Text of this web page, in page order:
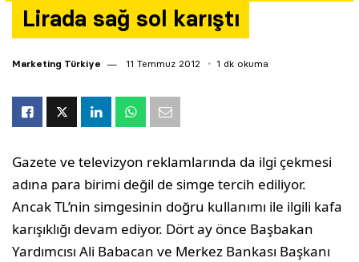
Lirada sağ sol karıştı
Marketing Türkiye 11 Temmuz 2012 1 dk okuma
Gazete ve televizyon reklamlarında da ilgi çekmesi
adına para birimi değil de simge tercih ediliyor.
Ancak TL’nin simgesinin doğru kullanımı ile ilgili kafa
karışıklığı devam ediyor. Dört ay önce Başbakan
Yardımcısı Ali Babacan ve Merkez Bankası Başkanı
Yazarlar
Araştırma